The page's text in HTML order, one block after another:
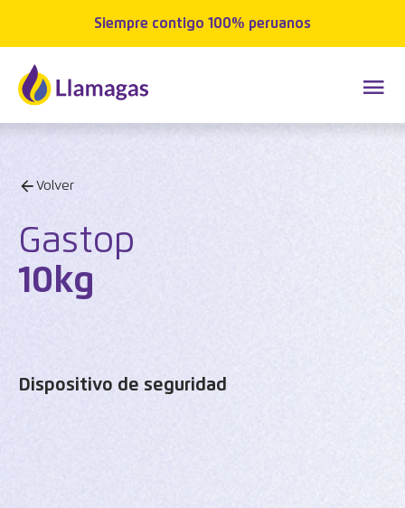
Siempre contigo 100% peruanos
Volver
Gastop
10kg
Dispositivo de seguridad